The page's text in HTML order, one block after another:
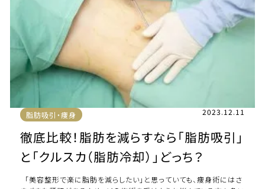
脂肪吸引・痩身 2023.12.11
徹底比較！脂肪を減らすなら「脂肪吸引」
と「クルスカ（脂肪冷却）」どっち？
「美容整形で楽に脂肪を減らしたい」と思っていても、痩身術にはさ